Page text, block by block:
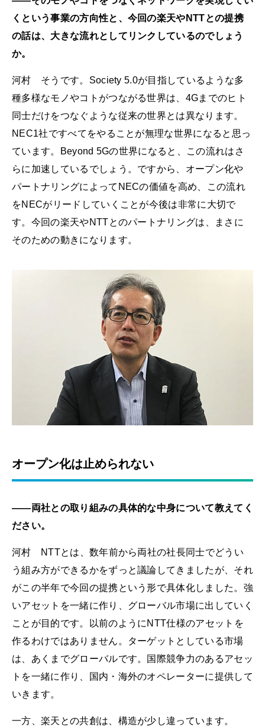
くという事業の方向性と、今回の楽天やNTTとの提携
の話は、大きな流れとしてリンクしているのでしょう
か。
河村 そうです。Society 5.0が目指しているような多
種多様なモノやコトがつながる世界は、4Gまでのヒト
同士だけをつなぐような従来の世界とは異なります。
NEC1社ですべてをやることが無理な世界になると思っ
ています。Beyond 5Gの世界になると、この流れはさ
らに加速しているでしょう。ですから、オープン化や
パートナリングによってNECの価値を高め、この流れ
をNECがリードしていくことが今後は非常に大切で
す。今回の楽天やNTTとのパートナリングは、まさに
そのための動きになります。
オープン化は止められない
――両社との取り組みの具体的な中身について教えてく
ださい。
河村 NTTとは、数年前から両社の社長同士でどうい
う組み方ができるかをずっと議論してきましたが、それ
がこの半年で今回の提携という形で具体化しました。強
いアセットを一緒に作り、グローバル市場に出していく
ことが目的です。以前のようにNTT仕様のアセットを
作るわけではありません。ターゲットとしている市場
は、あくまでグローバルです。国際競争力のあるアセッ
トを一緒に作り、国内・海外のオペレーターに提供して
いきます。
一方、楽天との共創は、構造が少し違っています。